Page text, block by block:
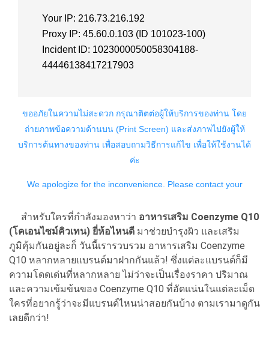
สำหรับใครที่กำลังมองหาว่า อาหารเสริม Coenzyme Q10
(โคเอนไซม์คิวเทน) ยี่ห้อไหนดี มาช่วยบำรุงผิว และเสริม
ภูมิคุ้มกันอยู่ละก็ วันนี้เรารวบรวม อาหารเสริม Coenzyme
Q10 หลากหลายแบรนด์มาฝากกันแล้ว! ซึ่งแต่ละแบรนด์ก็มี
ความโดดเด่นที่หลากหลาย ไม่ว่าจะเป็นเรื่องราคา ปริมาณ
และความเข้มข้นของ Coenzyme Q10 ที่อัดแน่นในแต่ละเม็ด
ใครที่อยากรู้ว่าจะมีแบรนด์ไหนน่าสอยกันบ้าง ตามเรามาดูกัน
เลยดีกว่า!